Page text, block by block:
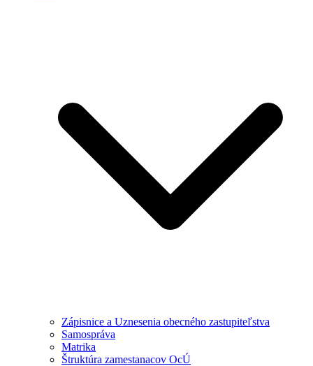
Zápisnice a Uznesenia obecného zastupiteľstva
Samospráva
Matrika
Štruktúra zamestanacov OcÚ